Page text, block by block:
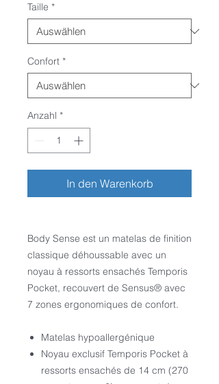
Taille *
Confort *
Anzahl *
In den Warenkorb
Body Sense est un matelas de finition
classique déhoussable avec un
noyau à ressorts ensachés Temporis
Pocket, recouvert de Sensus® avec
7 zones ergonomiques de confort.
Matelas hypoallergénique
Noyau exclusif Temporis Pocket à
ressorts ensachés de 14 cm (270